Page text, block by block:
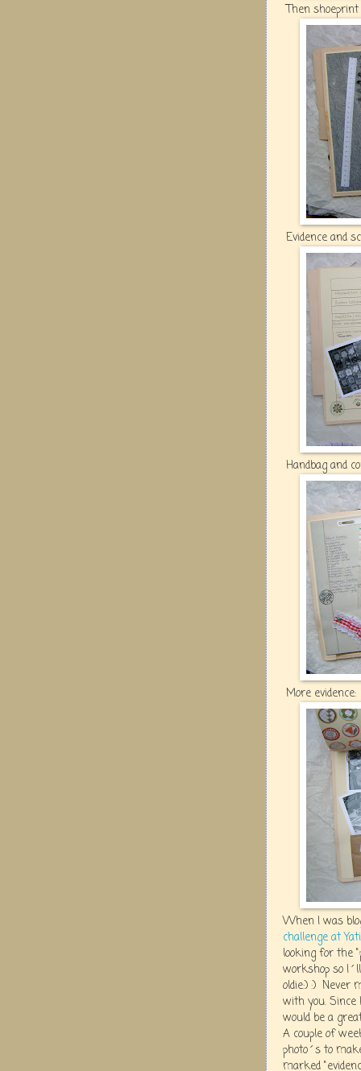
Then
Evidence and
Handbag and
More evidence:
When I was
challenge at
looking for the
workshop so
oldie:) :) Never
with you. Since
would be a
A couple of
photo´s to
marked